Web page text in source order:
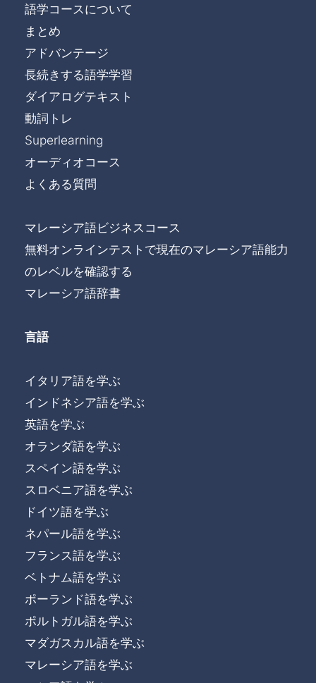
語学コースについて
まとめ
アドバンテージ
長続きする語学学習
ダイアログテキスト
動詞トレ
Superlearning
オーディオコース
よくある質問
マレーシア語ビジネスコース
無料オンラインテストで現在のマレーシア語能力
のレベルを確認する
マレーシア語辞書
言語
イタリア語を学ぶ
インドネシア語を学ぶ
英語を学ぶ
オランダ語を学ぶ
スペイン語を学ぶ
スロベニア語を学ぶ
ドイツ語を学ぶ
ネパール語を学ぶ
フランス語を学ぶ
ベトナム語を学ぶ
ポーランド語を学ぶ
ポルトガル語を学ぶ
マダガスカル語を学ぶ
マレーシア語を学ぶ